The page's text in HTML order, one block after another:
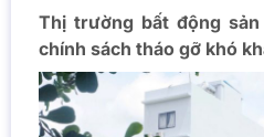
Thị trường bất động
chính sách tháo gỡ khó